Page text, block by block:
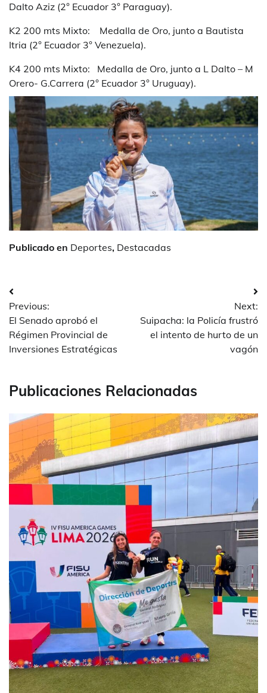
Dalto Aziz (2° Ecuador 3° Paraguay).
K2 200 mts Mixto: Medalla de Oro, junto a Bautista
Itria (2° Ecuador 3° Venezuela).
K4 200 mts Mixto: Medalla de Oro, junto a L Dalto – M
Orero- G.Carrera (2° Ecuador 3° Uruguay).
Publicado en Deportes, Destacadas
Navegación
de
entradas
Previous:
El Senado aprobó el
Régimen Provincial de
Inversiones Estratégicas
Next:
Suipacha: la Policía frustró
el intento de hurto de un
vagón
Publicaciones Relacionadas